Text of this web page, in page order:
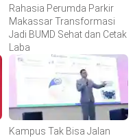
Rahasia Perumda Parkir
Makassar Transformasi
Jadi BUMD Sehat dan Cetak
Laba
Kampus Tak Bisa Jalan